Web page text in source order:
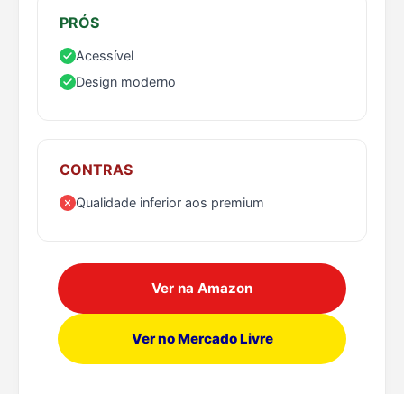
PRÓS
Acessível
Design moderno
CONTRAS
Qualidade inferior aos premium
Ver na Amazon
Ver no Mercado Livre